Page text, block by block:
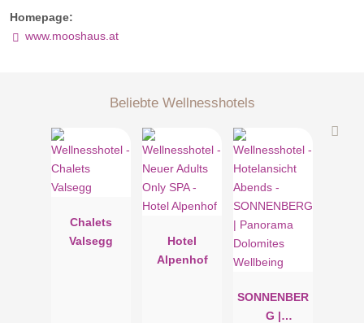
Homepage:
www.mooshaus.at
Beliebte Wellnesshotels
Chalets
Valsegg
Hotel
Alpenhof
SONNENBER
G |